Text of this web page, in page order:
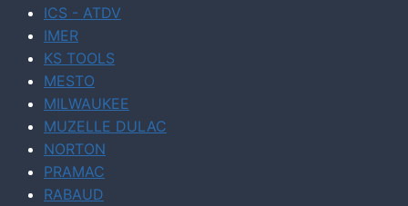
ICS - ATDV
IMER
KS TOOLS
MESTO
MILWAUKEE
MUZELLE DULAC
NORTON
PRAMAC
RABAUD